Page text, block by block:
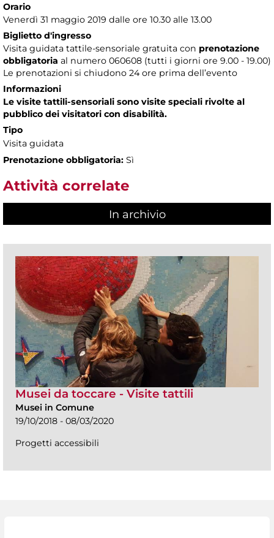
Orario
Venerdì 31 maggio 2019 dalle ore 10.30 alle 13.00
Biglietto d'ingresso
Visita guidata tattile-sensoriale gratuita con prenotazione
obbligatoria al numero 060608 (tutti i giorni ore 9.00 - 19.00)
Le prenotazioni si chiudono 24 ore prima dell’evento
Informazioni
Le visite tattili-sensoriali sono visite speciali rivolte al
pubblico dei visitatori con disabilità.
Tipo
Visita guidata
Prenotazione obbligatoria: Sì
Attività correlate
In archivio
Musei da toccare - Visite tattili
Musei in Comune
19/10/2018 - 08/03/2020
Progetti accessibili